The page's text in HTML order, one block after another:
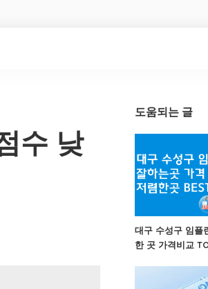
수 낮
도움되는 글
대구 수성구 임플
한 곳 가격비교